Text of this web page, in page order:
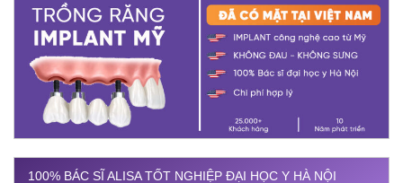
100% BÁC SĨ ALISA TỐT NGHIỆP ĐẠI HỌC Y HÀ NỘI